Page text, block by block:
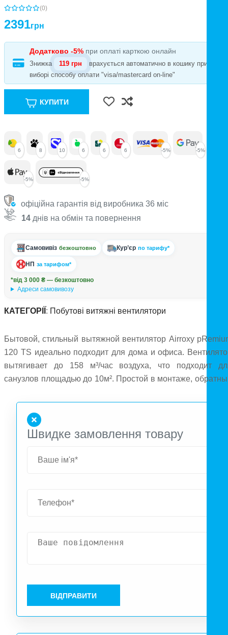
(0)
2391грн
Додатково -5% при оплаті карткою онлайн
Знижка 119 грн
врахується автоматично в кошику при
виборі способу оплати "visa/mastercard on-line"
КУПИТИ
6 8 10 6 6 6 -5% -5%
-5% -5%
офіційна гарантія від виробника 36 міс
14 днів на обмін та повернення
Самовивіз безкоштовно Кур’єр по тарифу*
НП за тарифом*
*від 3 000 ₴ — безкоштовно
Адреси самовивозу
КАТЕГОРІЇ : Побутові витяжні вентилятори
Бытовой, стильный вытяжной вентилятор Airroxy
120 TS идеально подходит для дома и офиса.
вытягивает до 158 м³/час воздуха, что подходит
санузлов площадью до 10м². Простой в монтаже,
таймером задержки отключения.
Швидке замовлення товару
ВІДПРАВИТИ